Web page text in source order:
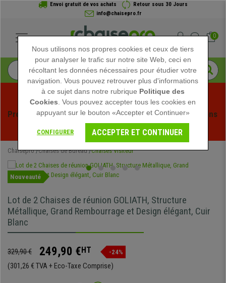
Envoi gratuit de vos achats
Retour sous 30 Jours
info@chaisepro.fr
0
Profitez des soldes d'été chez Chaisepro ! Des réductions
exclusives pour une durée limitée - Voir l'offre
Chaisepro Chaises de Bureau Chaises Visiteur
Nouveauté
Lot de 2 Chaises de réunion GOLIATH, Structure
Métallique, Grand Rembourrage et Design élégant, Cuir
Blanc
329,90 € 249,90 €HT -24%
(301,26 € TVA + Eco-Taxe Comprise)
Nous utilisons nos propres cookies et ceux de tiers
pour analyser le trafic sur notre site Web, ceci en
récoltant les données nécessaires pour étudier votre
navigation. Vous pouvez retrouver plus d'informations
à ce sujet dans notre rubrique Politique des
Cookies . Vous pouvez accepter tous les cookies en
appuyant sur le bouton «Accepter et Continuer»
CONFIGURER ACCEPTER ET CONTINUER